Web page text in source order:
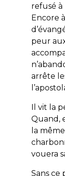
refusé
Encore
peur
arrête
Il vit la
Quand,
la
vouera
Sans ce